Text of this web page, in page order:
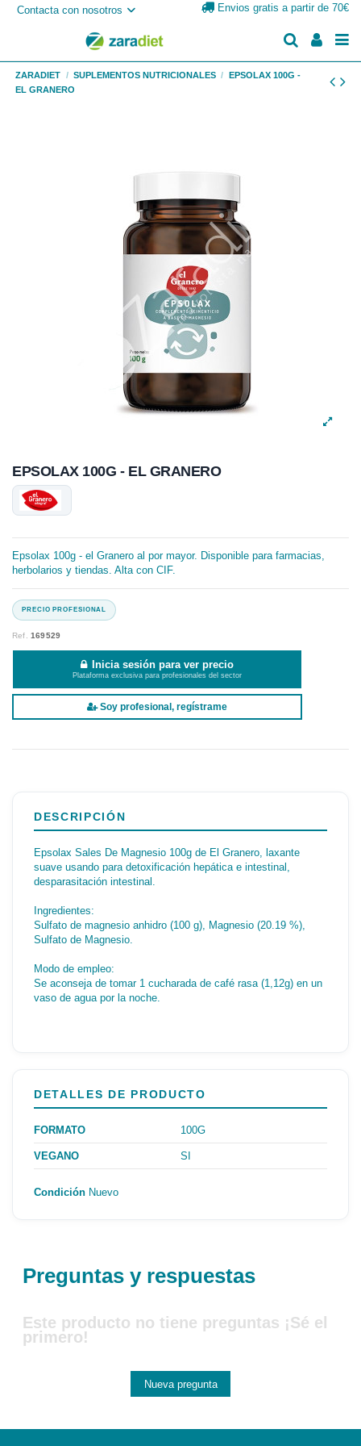
Contacta con nosotros Envios gratis a partir de 70€
ZARADIET SUPLEMENTOS NUTRICIONALES
EPSOLAX 100G -
EL GRANERO
EPSOLAX 100G - EL GRANERO
Epsolax 100g - el Granero al por mayor. Disponible para farmacias,
herbolarios y tiendas. Alta con CIF.
Ref.169529
Inicia sesión para ver precio
Plataforma exclusiva para profesionales del sector
Soy profesional, regístrame
DESCRIPCIÓN
Epsolax Sales De Magnesio 100g de El Granero, laxante
suave usando para detoxificación hepática e intestinal,
desparasitación intestinal.
Ingredientes:
Sulfato de magnesio anhidro (100 g), Magnesio (20.19 %),
Sulfato de Magnesio.
Modo de empleo:
Se aconseja de tomar 1 cucharada de café rasa (1,12g) en un
vaso de agua por la noche.
DETALLES DE PRODUCTO
FORMATO 100G
VEGANO SI
Condición Nuevo
Preguntas y respuestas
Este producto no tiene preguntas ¡Sé el
primero!
Nueva pregunta